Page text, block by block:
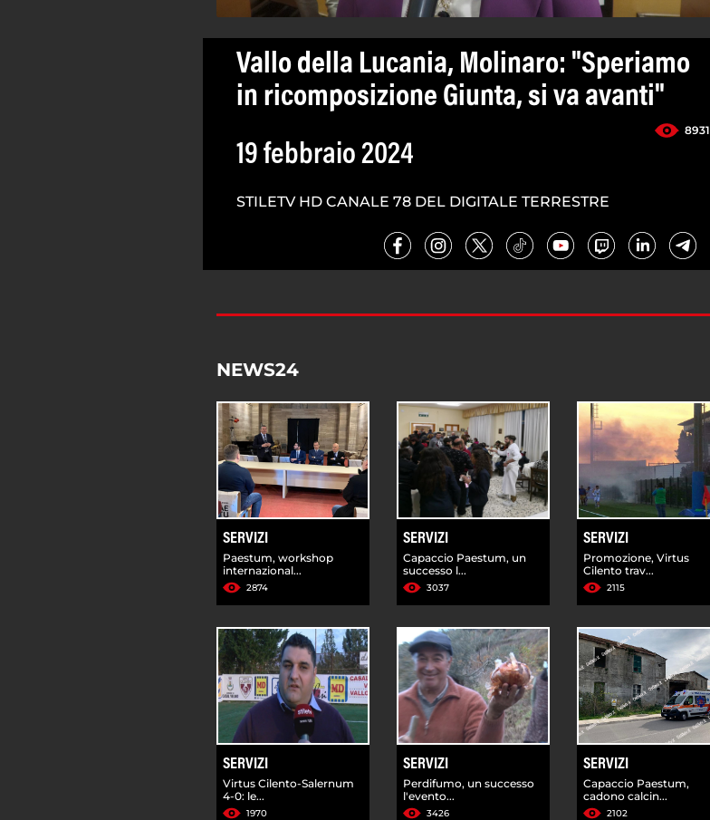
Vallo della Lucania, Molinaro: "Speriamo
in ricomposizione Giunta, si va avanti"
8931
19 febbraio 2024
STILETV HD CANALE 78 DEL DIGITALE TERRESTRE
NEWS24
SERVIZI
Paestum, workshop
internazional...
2874
SERVIZI
Capaccio Paestum, un
successo l...
3037
SERVIZI
Promozione, Virtus
Cilento trav...
2115
SERVIZI
Virtus Cilento-Salernum
4-0: le...
1970
SERVIZI
Perdifumo, un successo
l'evento...
3426
SERVIZI
Capaccio Paestum,
cadono calcin...
2102